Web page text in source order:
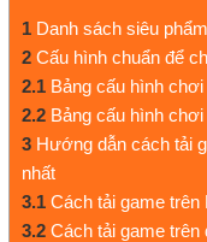
1 Danh sách siêu
2 Cấu hình chuẩn để
2.1 Bảng cấu hình
2.2 Bảng cấu hình
3 Hướng dẫn cách tải
nhất
3.1 Cách tải game trên
3.2 Cách tải game trên